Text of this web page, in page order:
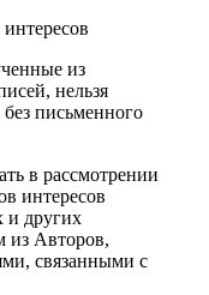
из
нельзя
письменного
в рассмотрении
интересов
и других
из Авторов,
связанными с